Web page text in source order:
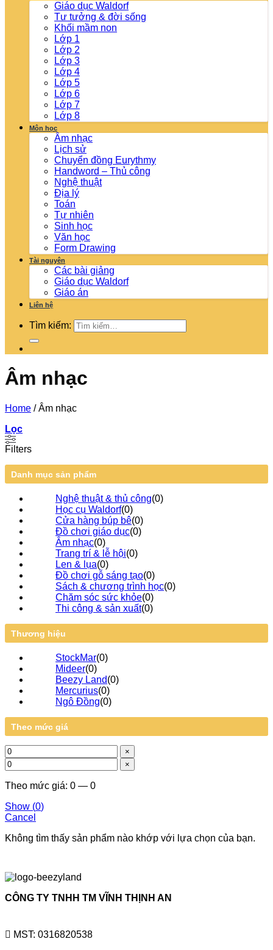
Giáo dục Waldorf
Tư tưởng & đời sống
Khối mầm non
Lớp 1
Lớp 2
Lớp 3
Lớp 4
Lớp 5
Lớp 6
Lớp 7
Lớp 8
Môn học
Âm nhạc
Lịch sử
Chuyển đồng Eurythmy
Handword – Thủ công
Nghệ thuật
Địa lý
Toán
Tự nhiên
Sinh học
Văn học
Form Drawing
Tài nguyên
Các bài giảng
Giáo dục Waldorf
Giáo án
Liên hệ
Tìm kiếm:
Âm nhạc
Home /Âm nhạc
Lọc
Filters
Danh mục sản phẩm
Nghệ thuật & thủ công(0)
Học cụ Waldorf(0)
Cửa hàng búp bê(0)
Đồ chơi giáo dục(0)
Âm nhạc(0)
Trang trí & lễ hội(0)
Len & lụa(0)
Đồ chơi gỗ sáng tạo(0)
Sách & chương trình học(0)
Chăm sóc sức khỏe(0)
Thi công & sản xuất(0)
Thương hiệu
StockMar(0)
Mideer(0)
Beezy Land(0)
Mercurius(0)
Ngô Đồng(0)
Theo mức giá
×
×
Theo mức giá: 0 — 0
Show (0)
Cancel
Không tìm thấy sản phẩm nào khớp với lựa chọn của bạn.
CÔNG TY TNHH TM VĨNH THỊNH AN
MST: 0316820538